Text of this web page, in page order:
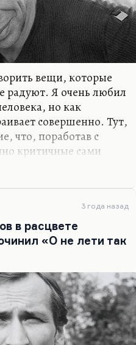
вещи, которые
радуют. Я очень любил
но как
совершенно. Тут,
что, поработав с
критичные сами
— на
знаю на своем опыте,
в спектакле: в
но это так
сразу кажется: «Я
себя осаживать. Кто-
Смехов,
с Любимовым, при…
3 года назад
в расцвете
«О не лети так